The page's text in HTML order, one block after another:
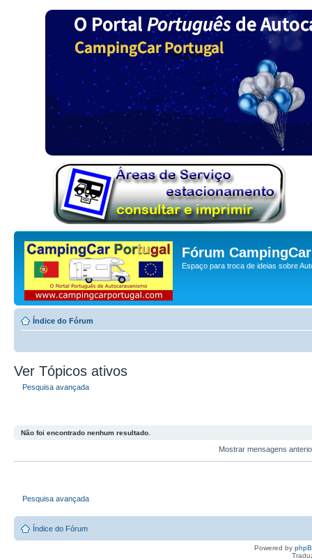
Fórum
Espaço para troca de ideias sobre
Índice do Fórum
Ver Tópicos ativos
Pesquisa avançada
Não foi encontrado nenhum resultado.
Mostrar mensagens
Pesquisa avançada
Índice do Fórum
Powered by